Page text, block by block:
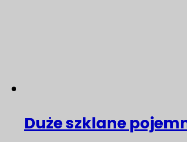
Duże szklane